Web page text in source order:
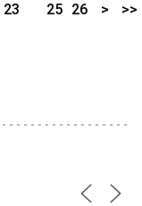
23
25 26 > >>